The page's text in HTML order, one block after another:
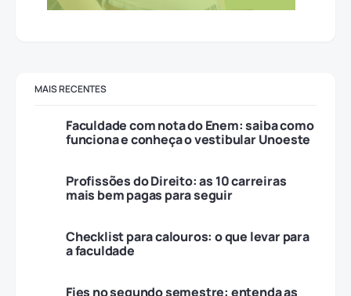
MAIS RECENTES
Faculdade com nota do Enem: saiba como
funciona e conheça o vestibular Unoeste
Profissões do Direito: as 10 carreiras
mais bem pagas para seguir
Checklist para calouros: o que levar para
a faculdade
Fies no segundo semestre: entenda as